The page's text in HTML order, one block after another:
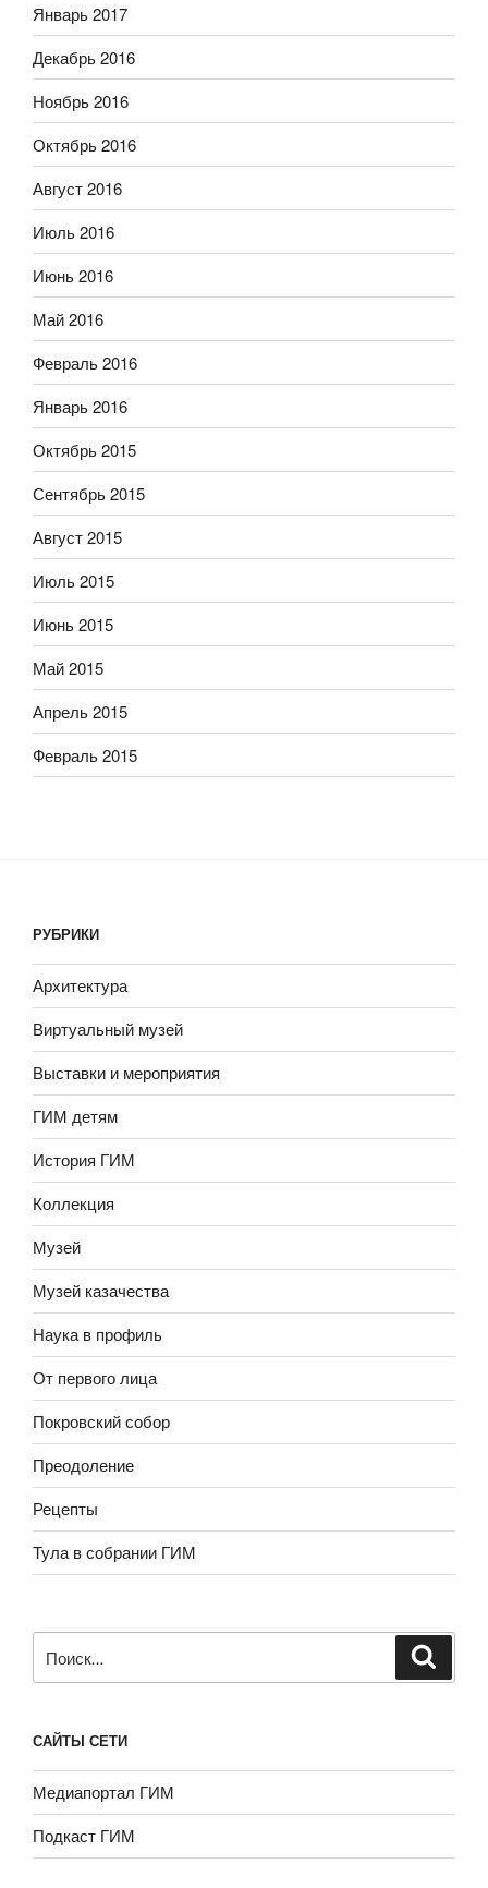
Январь 2017
Декабрь 2016
Ноябрь 2016
Октябрь 2016
Август 2016
Июль 2016
Июнь 2016
Май 2016
Февраль 2016
Январь 2016
Октябрь 2015
Сентябрь 2015
Август 2015
Июль 2015
Июнь 2015
Май 2015
Апрель 2015
Февраль 2015
РУБРИКИ
Архитектура
Виртуальный музей
Выставки и мероприятия
ГИМ детям
История ГИМ
Коллекция
Музей
Музей казачества
Наука в профиль
От первого лица
Покровский собор
Преодоление
Рецепты
Тула в собрании ГИМ
САЙТЫ СЕТИ
Медиапортал ГИМ
Подкаст ГИМ